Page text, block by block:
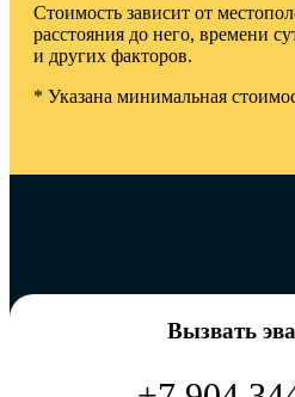
Стоимость зависит от
расстояния до него, времени
и других факторов.
* Указана минимальная
Вызвать